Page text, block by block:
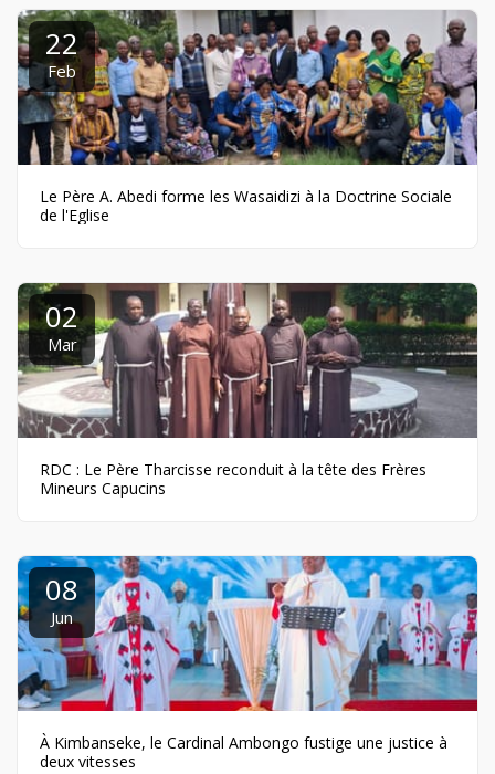
22
Feb
Le Père A. Abedi forme les Wasaidizi à la Doctrine Sociale
de l'Eglise
02
Mar
RDC : Le Père Tharcisse reconduit à la tête des Frères
Mineurs Capucins
08
Jun
À Kimbanseke, le Cardinal Ambongo fustige une justice à
deux vitesses